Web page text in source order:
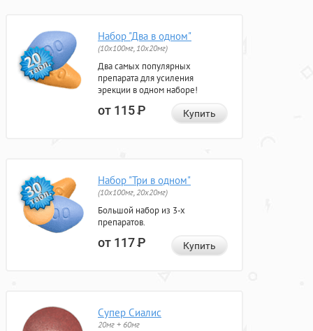
Набор "Два в одном"
(10x100мг, 10x20мг)
Два самых популярных
препарата для усиления
эрекции в одном наборе!
от 115Р Купить
Набор "Три в одном"
(10x100мг, 20x20мг)
Большой набор из 3-х
препаратов.
от 117Р Купить
Супер Сиалис
20мг + 60мг